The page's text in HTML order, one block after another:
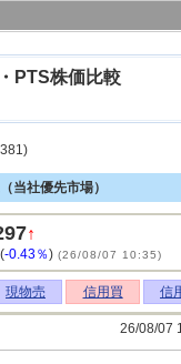
PTS株価比較
当社優先市場）
↑
(-0.43％) (26/08/07 10:35)
現物売 信用買 信
26/08/07